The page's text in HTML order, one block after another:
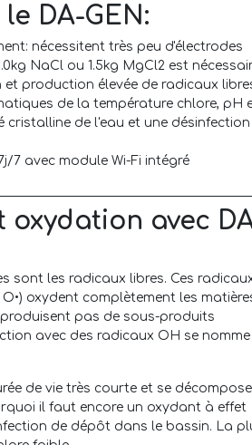
DA-GEN:
nécessitent très peu d'électrodes
NaCl ou 1.5kg MgCl2 est
production élevée de radicaux
de la température chlore, pH
cristalline de l'eau et une désinfection
7 avec module Wi-Fi intégré
oxydation avec
sont les radicaux libres. Ces
oxydent complètement les
pas de sous-produits
avec des radicaux OH se nomme
de vie très courte et se
il faut encore un oxydant à effet
de dépôt dans le bassin. La